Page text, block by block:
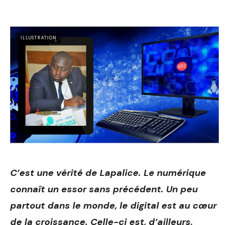
ILLUSTRATION
C’est une vérité de Lapalice. Le numérique
connaît un essor sans précédent. Un peu
partout dans le monde, le digital est au cœur
de la croissance. Celle-ci est, d’ailleurs,